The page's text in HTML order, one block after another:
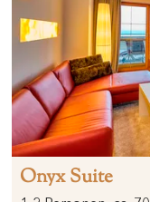
Onyx Suite